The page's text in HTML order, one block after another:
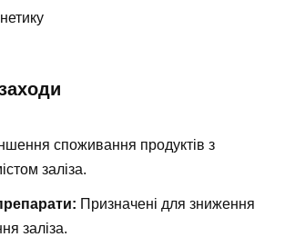
споживання продуктів з
заліза.
Призначені для зниження
заліза.